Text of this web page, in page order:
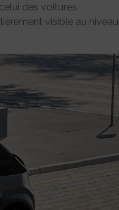
des voitures
visible au niveau